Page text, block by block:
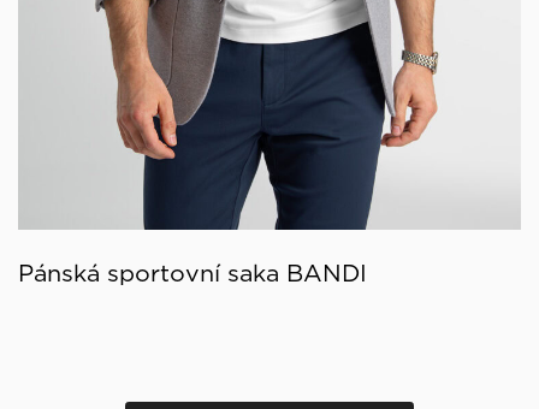
Pánská sportovní saka BANDI